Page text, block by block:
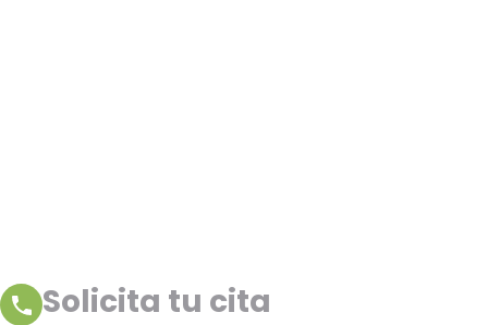
Solicita tu cita